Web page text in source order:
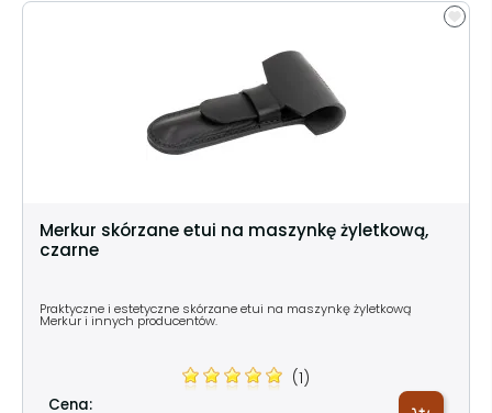
Merkur skórzane etui na maszynkę żyletkową,
czarne
Praktyczne i estetyczne skórzane etui na maszynkę żyletkową
Merkur i innych producentów.
(1)
Cena: